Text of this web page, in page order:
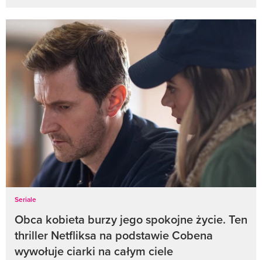
Seriale
Obca kobieta burzy jego spokojne życie. Ten
thriller Netfliksa na podstawie Cobena
wywołuje ciarki na całym ciele